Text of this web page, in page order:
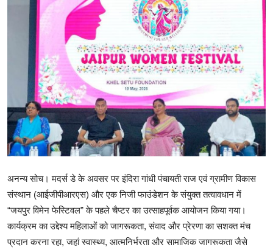
ट्रेंडिंग
Hindi
अनन्य सोच। मदर्स डे के अवसर पर इंदिरा गांधी पंचायती राज एवं ग्रामीण विकास
संस्थान (आईजीपीआरएस) और एक निजी फाउंडेशन के संयुक्त तत्वावधान में
“जयपुर विमेन फेस्टिवल” के पहले चैप्टर का उत्साहपूर्वक आयोजन किया गया।
कार्यक्रम का उद्देश्य महिलाओं को जागरूकता, संवाद और प्रेरणा का सशक्त मंच
प्रदान करना रहा, जहां स्वास्थ्य, आत्मनिर्भरता और सामाजिक जागरूकता जैसे